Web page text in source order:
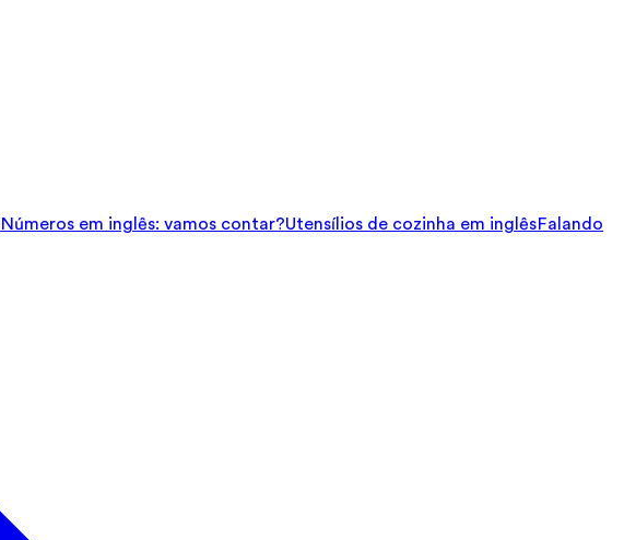
Números em inglês: vamos contar?Utensílios de cozinha em inglêsFalando